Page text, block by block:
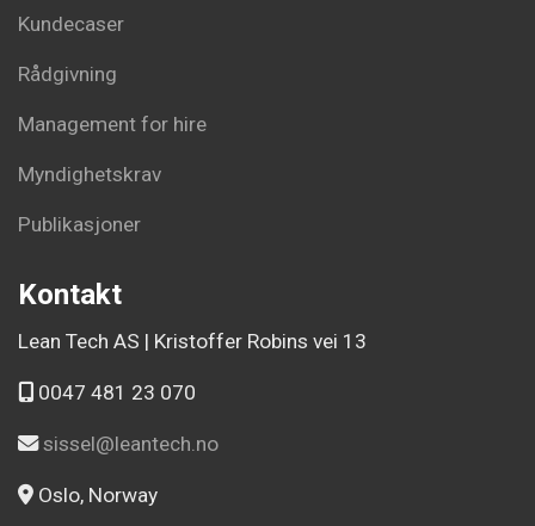
Kundecaser
Rådgivning
Management for hire
Myndighetskrav
Publikasjoner
Kontakt
Lean Tech AS | Kristoffer Robins vei 13
0047 481 23 070
sissel@leantech.no
Oslo, Norway